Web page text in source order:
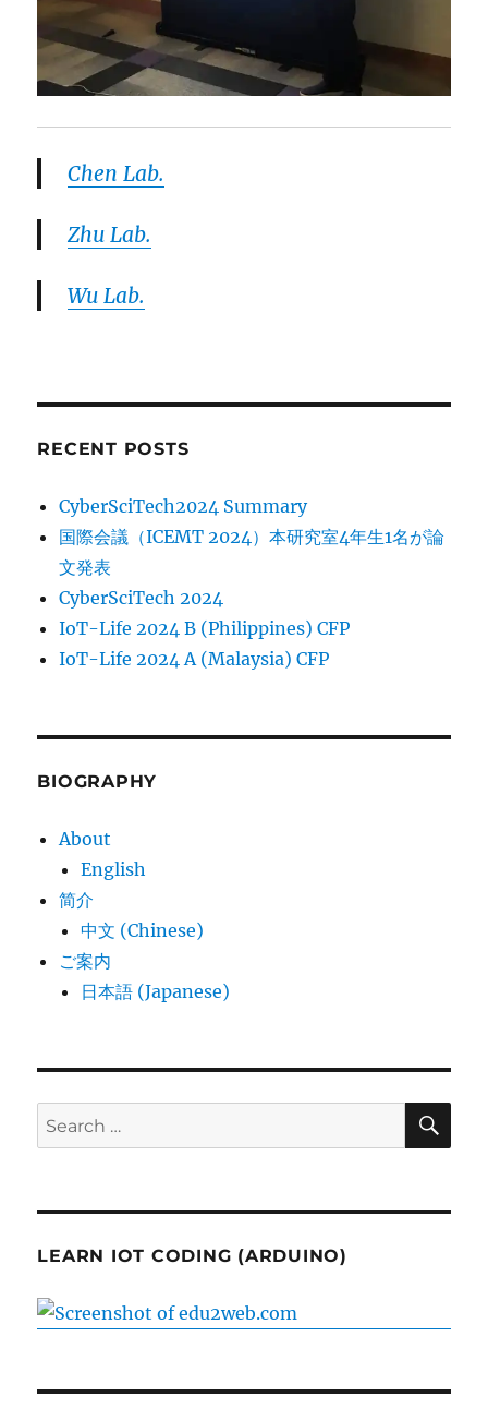
Chen Lab.
Zhu Lab.
Wu Lab.
RECENT POSTS
CyberSciTech2024 Summary
国際会議（ICEMT 2024）本研究室4年生1名が論
文発表
CyberSciTech 2024
IoT-Life 2024 B (Philippines) CFP
IoT-Life 2024 A (Malaysia) CFP
BIOGRAPHY
About
English
简介
中文 (Chinese)
ご案内
日本語 (Japanese)
Search
for:
LEARN IOT CODING (ARDUINO)